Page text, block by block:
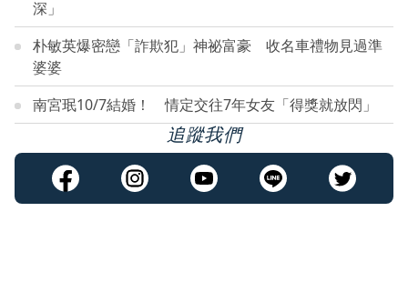
深」
朴敏英爆密戀「詐欺犯」神祕富豪 收名車禮物見過準
婆婆
南宮珉10/7結婚！ 情定交往7年女友「得獎就放閃」
追蹤我們